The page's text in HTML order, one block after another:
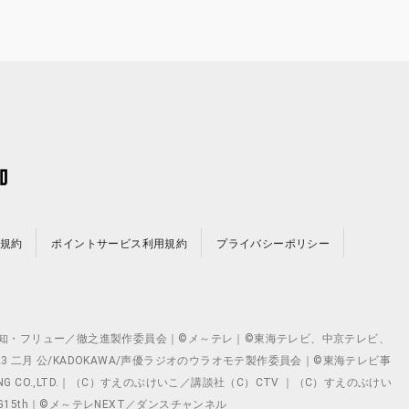
約 ポイントサービス利用規約 プライバシーポリシー
フリュー／徹之進製作委員会｜©メ～テレ｜©東海テレビ、中京テレビ、
二月 公/KADOKAWA/声優ラジオのウラオモテ製作委員会｜©東海テレビ事
｜（C）すえのぶけいこ／講談社（C）CTV ｜（C）すえのぶけい
｜©メ～テレNEXT／ダンスチャンネル